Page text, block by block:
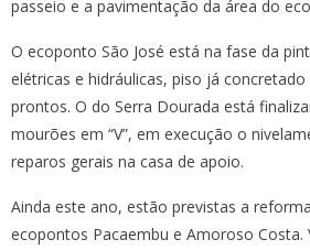
passeio e a pavimentação da área do
O ecoponto São José está na fase da
elétricas e hidráulicas, piso já
prontos. O do Serra Dourada está
mourões em “V”, em execução o
reparos gerais na casa de apoio.
Ainda este ano, estão previstas a
ecopontos Pacaembu e Amoroso Costa.